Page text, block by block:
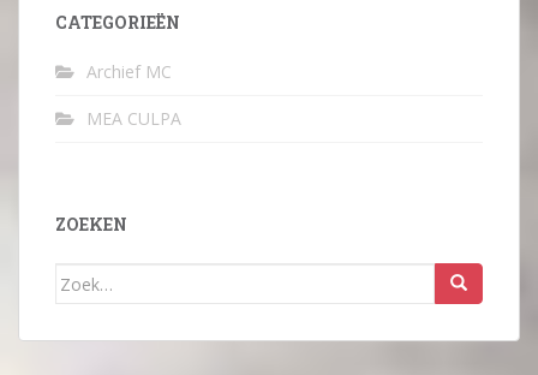
CATEGORIEËN
Archief MC
MEA CULPA
ZOEKEN
Zoek